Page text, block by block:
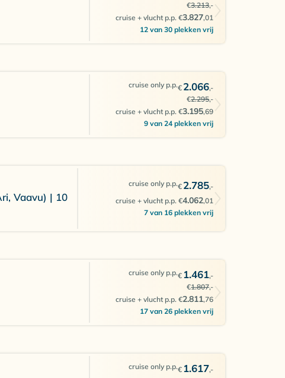
€3.213,-
cruise + vlucht p.p. €3.827,01
12 van 30 plekken vrij
cruise only p.p.€ 2.066,-
€2.295,-
cruise + vlucht p.p. €3.195,69
9 van 24 plekken vrij
Vaavu) | 10
cruise only p.p.€ 2.785,-
cruise + vlucht p.p. €4.062,01
7 van 16 plekken vrij
cruise only p.p.€ 1.461,-
€1.807,-
cruise + vlucht p.p. €2.811,76
17 van 26 plekken vrij
cruise only p.p.€ 1.617,-